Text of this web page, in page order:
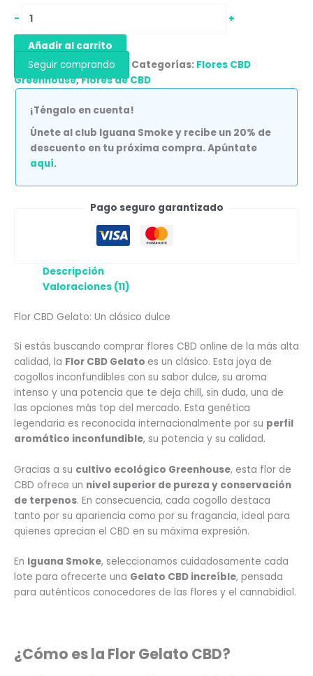
- +
Añadir al carrito
Seguir comprando
Categorías: Flores CBD
Greenhouse,Flores de CBD
¡Téngalo en cuenta!
Únete al club Iguana Smoke y recibe un 20% de
descuento en tu próxima compra. Apúntate
aquí.
Pago seguro garantizado
Descripción
Valoraciones (11)
Flor CBD Gelato: Un clásico dulce
Si estás buscando comprar flores CBD online de la más alta
calidad, la Flor CBD Gelato es un clásico. Esta joya de
cogollos inconfundibles con su sabor dulce, su aroma
intenso y una potencia que te deja chill, sin duda, una de
las opciones más top del mercado. Esta genética
legendaria es reconocida internacionalmente por su perfil
aromático inconfundible, su potencia y su calidad.
Gracias a su cultivo ecológico Greenhouse, esta flor de
CBD ofrece un nivel superior de pureza y conservación
de terpenos. En consecuencia, cada cogollo destaca
tanto por su apariencia como por su fragancia, ideal para
quienes aprecian el CBD en su máxima expresión.
En Iguana Smoke, seleccionamos cuidadosamente cada
lote para ofrecerte una Gelato CBD increíble, pensada
para auténticos conocedores de las flores y el cannabidiol.
¿Cómo es la Flor Gelato CBD?